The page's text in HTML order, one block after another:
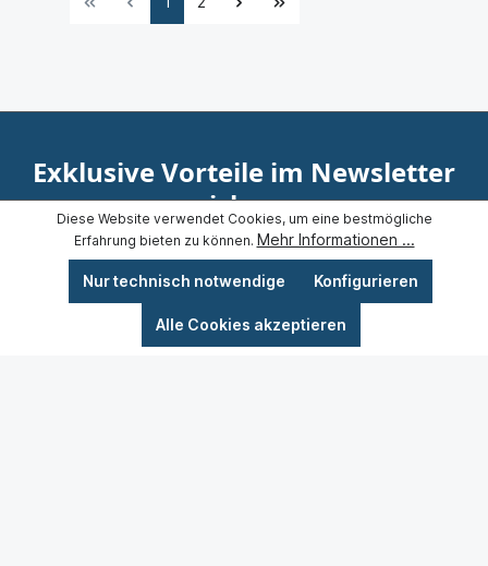
Exklusive Vorteile im Newsletter
sichern
Abonnieren Sie unseren Newsletter und sichern Sie sich
exklusive Vorteile, Neuheiten und persönliche
Empfehlungen.
Diese Website verwendet Cookies, um eine bestmögliche
Erfahrung bieten zu können. Mehr Informationen ...
Nur technisch notwendige Konfigurieren
Alle Cookies akzeptieren